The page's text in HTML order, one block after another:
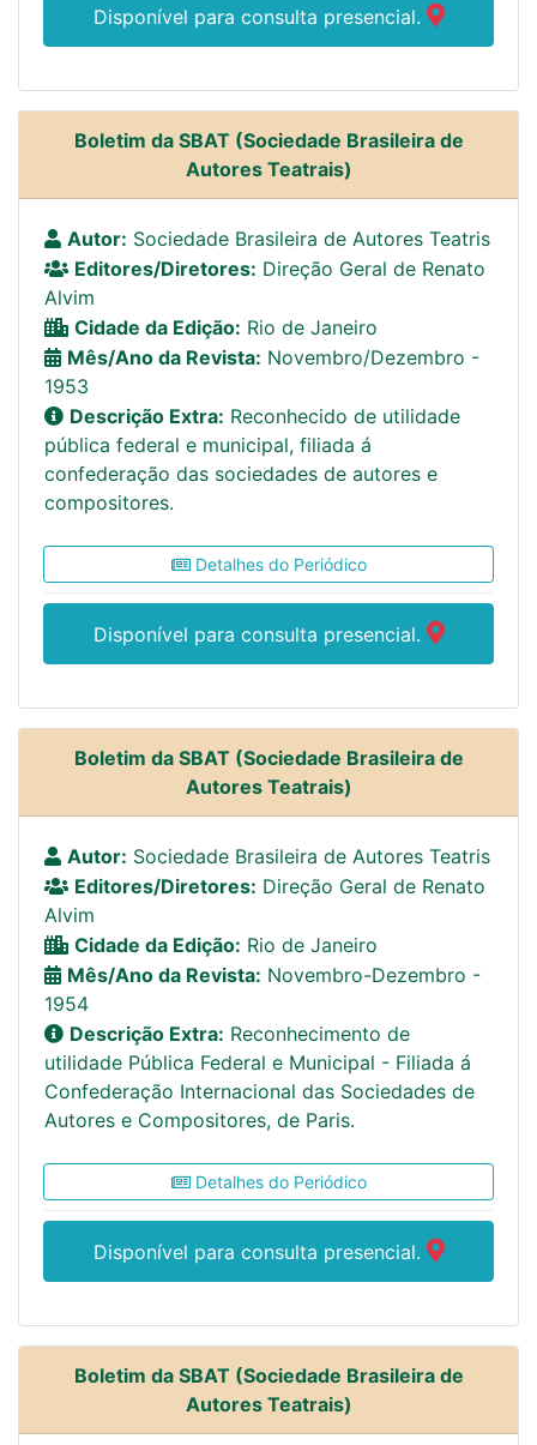
Disponível para consulta presencial.
Boletim da SBAT (Sociedade Brasileira de
Autores Teatrais)
Autor: Sociedade Brasileira de Autores Teatris
Editores/Diretores: Direção Geral de Renato
Alvim
Cidade da Edição: Rio de Janeiro
Mês/Ano da Revista: Novembro/Dezembro -
1953
Descrição Extra: Reconhecido de utilidade
pública federal e municipal, filiada á
confederação das sociedades de autores e
compositores.
Detalhes do Periódico
Disponível para consulta presencial.
Boletim da SBAT (Sociedade Brasileira de
Autores Teatrais)
Autor: Sociedade Brasileira de Autores Teatris
Editores/Diretores: Direção Geral de Renato
Alvim
Cidade da Edição: Rio de Janeiro
Mês/Ano da Revista: Novembro-Dezembro -
1954
Descrição Extra: Reconhecimento de
utilidade Pública Federal e Municipal - Filiada á
Confederação Internacional das Sociedades de
Autores e Compositores, de Paris.
Detalhes do Periódico
Disponível para consulta presencial.
Boletim da SBAT (Sociedade Brasileira de
Autores Teatrais)